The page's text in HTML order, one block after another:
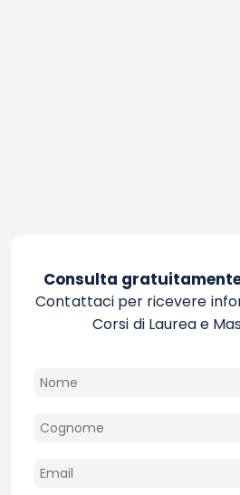
Consulta
Contattaci per ricevere
Corsi di Laurea e